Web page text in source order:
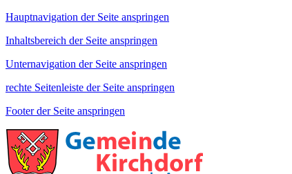
Hauptnavigation der Seite anspringen
Inhaltsbereich der Seite anspringen
Unternavigation der Seite anspringen
rechte Seitenleiste der Seite anspringen
Footer der Seite anspringen